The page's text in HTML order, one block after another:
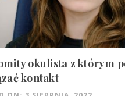
okulista z którym
kontakt